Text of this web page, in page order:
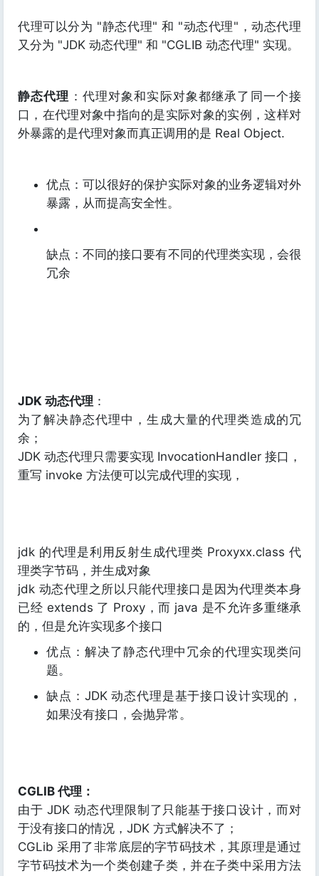
代理可以分为 "静态代理" 和 "动态代理"，动态代理
又分为 "JDK 动态代理" 和 "CGLIB 动态代理" 实现。
静态代理 ：代理对象和实际对象都继承了同一个接
口，在代理对象中指向的是实际对象的实例，这样对
外暴露的是代理对象而真正调用的是 Real Object.
优点：可以很好的保护实际对象的业务逻辑对外
暴露，从而提高安全性。
缺点：不同的接口要有不同的代理类实现，会很
冗余
JDK 动态代理 ：
为了解决静态代理中，生成大量的代理类造成的冗
余；
JDK 动态代理只需要实现 InvocationHandler 接口，
重写 invoke 方法便可以完成代理的实现，
jdk 的代理是利用反射生成代理类 Proxyxx.class 代
理类字节码，并生成对象
jdk 动态代理之所以只能代理接口是因为代理类本身
已经 extends 了 Proxy，而 java 是不允许多重继承
的，但是允许实现多个接口
优点：解决了静态代理中冗余的代理实现类问
题。
缺点：JDK 动态代理是基于接口设计实现的，
如果没有接口，会抛异常。
CGLIB 代理：
由于 JDK 动态代理限制了只能基于接口设计，而对
于没有接口的情况，JDK 方式解决不了；
CGLib 采用了非常底层的字节码技术，其原理是通过
字节码技术为一个类创建子类，并在子类中采用方法